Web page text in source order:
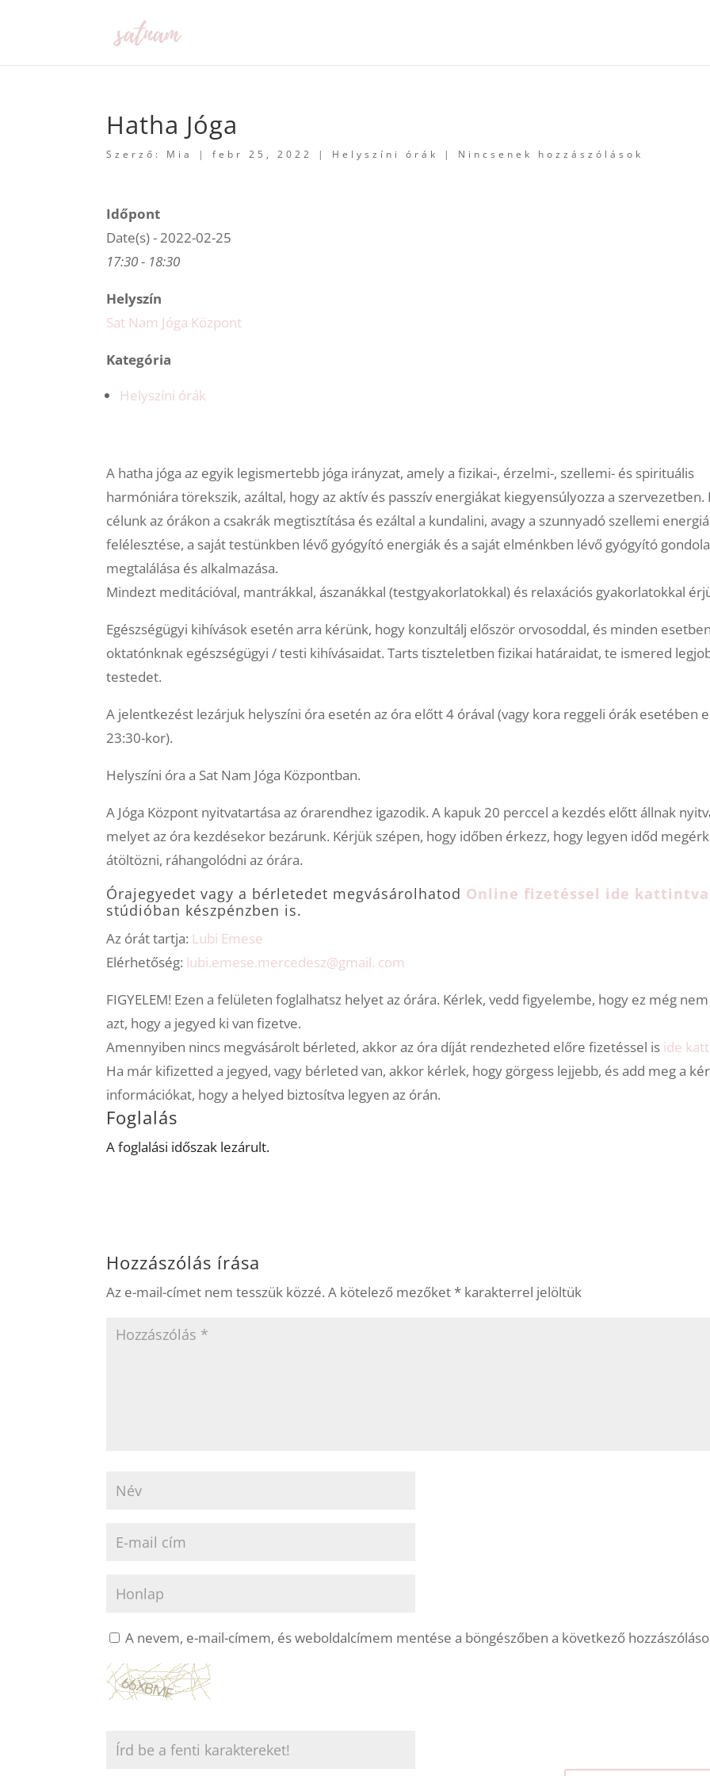
Hatha Jóga
Szerző: Mia |febr 25, 2022 | Helyszíni órák | Nincsenek hozzászólások
Időpont
Date(s) - 2022-02-25
17:30 - 18:30
Helyszín
Sat Nam Jóga Központ
Kategória
Helyszíni órák
A hatha jóga az egyik legismertebb jóga irányzat, amely a fizikai-, érzelmi-, szellemi- és spirituális
harmóniára törekszik, azáltal, hogy az aktív és passzív energiákat kiegyensúlyozza a szervezetben.
célunk az órákon a csakrák megtisztítása és ezáltal a kundalini, avagy a szunnyadó szellemi
felélesztése, a saját testünkben lévő gyógyító energiák és a saját elménkben lévő gyógyító
megtalálása és alkalmazása.
Mindezt meditációval, mantrákkal, ászanákkal (testgyakorlatokkal) és relaxációs gyakorlatokkal
Egészségügyi kihívások esetén arra kérünk, hogy konzultálj először orvosoddal, és minden
oktatónknak egészségügyi / testi kihívásaidat. Tarts tiszteletben fizikai határaidat, te ismered
testedet.
A jelentkezést lezárjuk helyszíni óra esetén az óra előtt 4 órával (vagy kora reggeli órák esetében
23:30-kor).
Helyszíni óra a Sat Nam Jóga Központban.
A Jóga Központ nyitvatartása az órarendhez igazodik. A kapuk 20 perccel a kezdés előtt állnak
melyet az óra kezdésekor bezárunk. Kérjük szépen, hogy időben érkezz, hogy legyen időd
átöltözni, ráhangolódni az órára.
Órajegyedet vagy a bérletedet megvásárolhatod Online fizetéssel ide
stúdióban készpénzben is.
Az órát tartja: Lubi Emese
Elérhetőség: lubi.emese.mercedesz@gmail. com
FIGYELEM! Ezen a felületen foglalhatsz helyet az órára. Kérlek, vedd figyelembe, hogy ez még
azt, hogy a jegyed ki van fizetve.
Amennyiben nincs megvásárolt bérleted, akkor az óra díját rendezheted előre fizetéssel is ide
Ha már kifizetted a jegyed, vagy bérleted van, akkor kérlek, hogy görgess lejjebb, és add meg a
információkat, hogy a helyed biztosítva legyen az órán.
Foglalás
A foglalási időszak lezárult.
Hozzászólás írása
Az e-mail-címet nem tesszük közzé. A kötelező mezőket* karakterrel jelöltük
A nevem, e-mail-címem, és weboldalcímem mentése a böngészőben a következő